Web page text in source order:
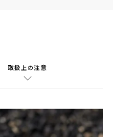
取扱上の注意